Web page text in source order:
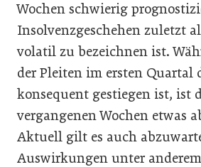
Wochen schwierig
Insolvenzgeschehen zuletzt
volatil zu bezeichnen ist.
der Pleiten im ersten Quartal
konsequent gestiegen ist, ist
vergangenen Wochen etwas
Aktuell gilt es auch
Auswirkungen unter